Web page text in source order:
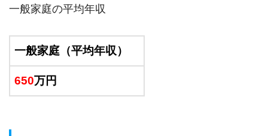
一般家庭の平均年収
一般家庭（平均年収）
650万円